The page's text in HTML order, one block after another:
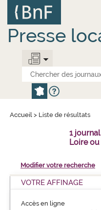
contenu
principal
Presse
Accueil > Liste de résultats
1
Loire ou
Modifier votre recherche
VOTRE AFFINAGE
Accès en ligne
Panneau de gestion des cookies